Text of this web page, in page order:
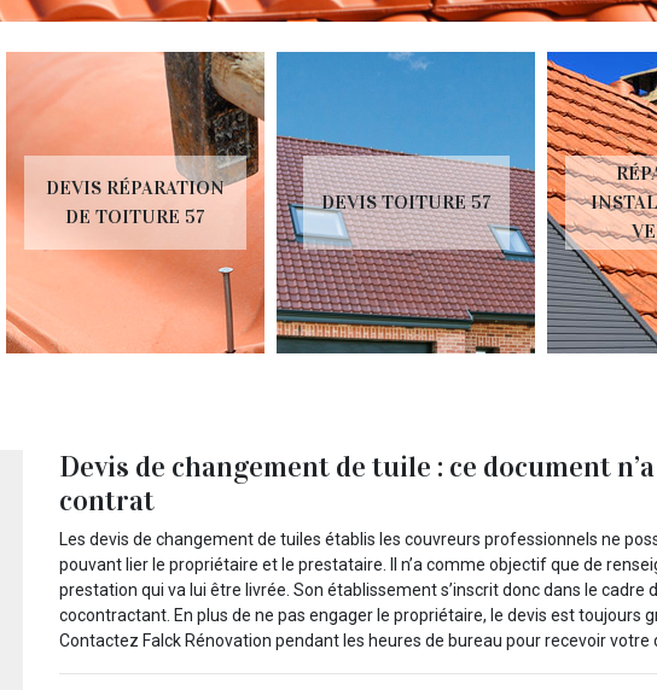
RÉPARATION
DE TOITURE 57
DEVIS TOITURE 57
VELUX
Devis de changement de tuile : ce document
contrat
Les devis de changement de tuiles établis les couvreurs professionnels ne
pouvant lier le propriétaire et le prestataire. Il n’a comme objectif que de
prestation qui va lui être livrée. Son établissement s’inscrit donc dans le cadre
cocontractant. En plus de ne pas engager le propriétaire, le devis est toujours
Contactez Falck Rénovation pendant les heures de bureau pour recevoir votre